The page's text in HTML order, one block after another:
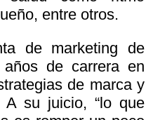
entre otros.
de marketing de
de carrera en
de marca y
A su juicio, “lo que